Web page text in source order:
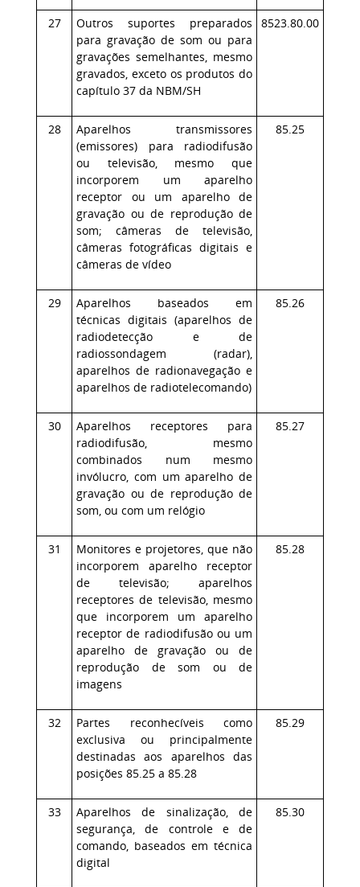
27
Outros suportes preparados
para gravação de som ou para
gravações semelhantes, mesmo
gravados, exceto os produtos do
capítulo 37 da NBM/SH
8523.80.00
28
Aparelhos transmissores
(emissores) para radiodifusão
ou televisão, mesmo que
incorporem um aparelho
receptor ou um aparelho de
gravação ou de reprodução de
som; câmeras de televisão,
câmeras fotográficas digitais e
câmeras de vídeo
85.25
29
Aparelhos baseados em
técnicas digitais (aparelhos de
radiodetecção e de
radiossondagem (radar),
aparelhos de radionavegação e
aparelhos de radiotelecomando)
85.26
30
Aparelhos receptores para
radiodifusão, mesmo
combinados num mesmo
invólucro, com um aparelho de
gravação ou de reprodução de
som, ou com um relógio
85.27
31
Monitores e projetores, que não
incorporem aparelho receptor
de televisão; aparelhos
receptores de televisão, mesmo
que incorporem um aparelho
receptor de radiodifusão ou um
aparelho de gravação ou de
reprodução de som ou de
imagens
85.28
32
Partes reconhecíveis como
exclusiva ou principalmente
destinadas aos aparelhos das
posições 85.25 a 85.28
85.29
33
Aparelhos de sinalização, de
segurança, de controle e de
comando, baseados em técnica
digital
85.30